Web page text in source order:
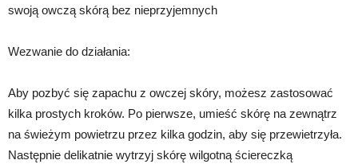
swoją owczą skórą bez nieprzyjemnych
Wezwanie do działania:
Aby pozbyć się zapachu z owczej skóry, możesz zastosować
kilka prostych kroków. Po pierwsze, umieść skórę na zewnątrz
na świeżym powietrzu przez kilka godzin, aby się przewietrzyła.
Następnie delikatnie wytrzyj skórę wilgotną ściereczką